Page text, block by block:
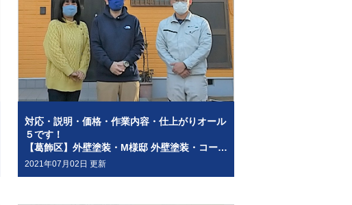
対応・説明・価格・作業内容・仕上がりオール
５です！
【葛飾区】外壁塗装・M様邸 外壁塗装・コーキング・防水工事
2021年07月02日 更新